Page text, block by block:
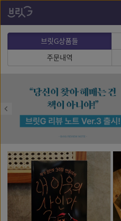
브릿G상품들
주문내역